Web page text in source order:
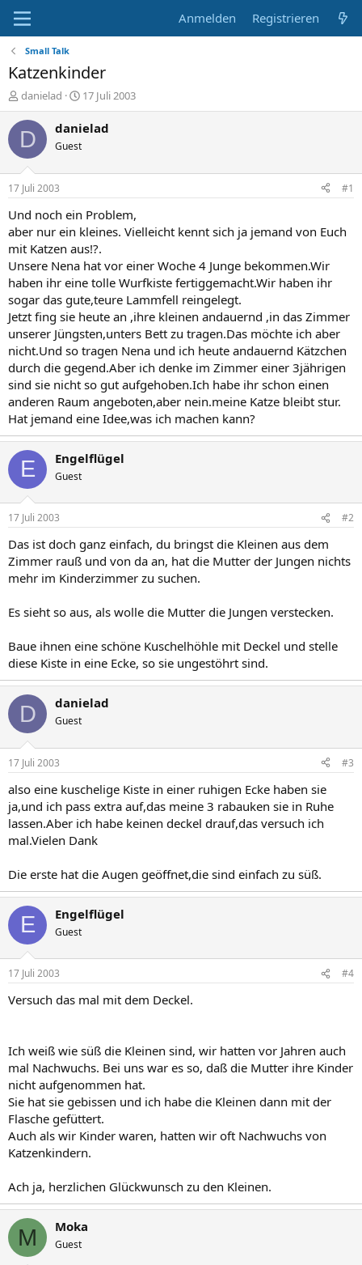
Anmelden Registrieren
Small Talk
Katzenkinder
E
r
s
e
r
danielad
E
r
s
t
a
m
17 Juli 2003
D danielad
Guest
17 Juli 2003 #1
Und noch ein Problem,
aber nur ein kleines. Vielleicht kennt sich ja jemand von Euch
mit Katzen aus!?.
Unsere Nena hat vor einer Woche 4 Junge bekommen.Wir
haben ihr eine tolle Wurfkiste fertiggemacht.Wir haben ihr
sogar das gute,teure Lammfell reingelegt.
Jetzt fing sie heute an ,ihre kleinen andauernd ,in das Zimmer
unserer Jüngsten,unters Bett zu tragen.Das möchte ich aber
nicht.Und so tragen Nena und ich heute andauernd Kätzchen
durch die gegend.Aber ich denke im Zimmer einer 3jährigen
sind sie nicht so gut aufgehoben.Ich habe ihr schon einen
anderen Raum angeboten,aber nein.meine Katze bleibt stur.
Hat jemand eine Idee,was ich machen kann?
E Engelflügel
Guest
17 Juli 2003 #2
Das ist doch ganz einfach, du bringst die Kleinen aus dem
Zimmer rauß und von da an, hat die Mutter der Jungen nichts
mehr im Kinderzimmer zu suchen.
Es sieht so aus, als wolle die Mutter die Jungen verstecken.
Baue ihnen eine schöne Kuschelhöhle mit Deckel und stelle
diese Kiste in eine Ecke, so sie ungestöhrt sind.
D danielad
Guest
17 Juli 2003 #3
also eine kuschelige Kiste in einer ruhigen Ecke haben sie
ja,und ich pass extra auf,das meine 3 rabauken sie in Ruhe
lassen.Aber ich habe keinen deckel drauf,das versuch ich
mal.Vielen Dank
Die erste hat die Augen geöffnet,die sind einfach zu süß.
E Engelflügel
Guest
17 Juli 2003 #4
Versuch das mal mit dem Deckel.
Ich weiß wie süß die Kleinen sind, wir hatten vor Jahren auch
mal Nachwuchs. Bei uns war es so, daß die Mutter ihre Kinder
nicht aufgenommen hat.
Sie hat sie gebissen und ich habe die Kleinen dann mit der
Flasche gefüttert.
Auch als wir Kinder waren, hatten wir oft Nachwuchs von
Katzenkindern.
Ach ja, herzlichen Glückwunsch zu den Kleinen.
M Moka
Guest